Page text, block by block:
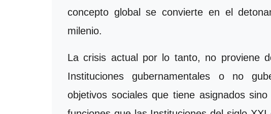
concepto global se convierte en el
milenio.
La crisis actual por lo tanto, no proviene
Instituciones gubernamentales o no
objetivos sociales que tiene asignados